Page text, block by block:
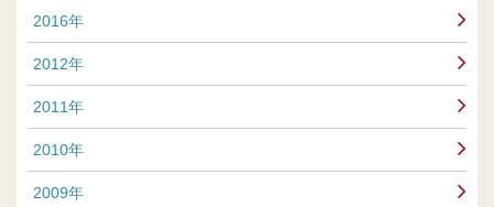
2016年
2012年
2011年
2010年
2009年